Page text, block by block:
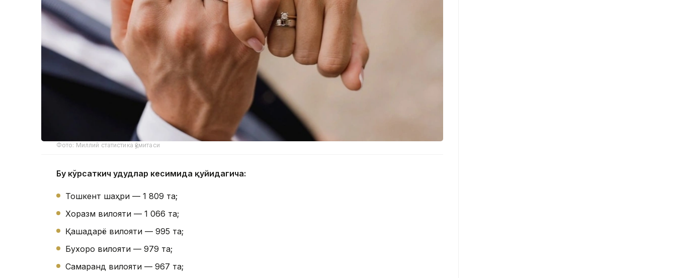
Фото: Миллий статистика қўмитаси
Бу кўрсаткич ҳудудлар кесимида қуйидагича:
Тошкент шаҳри — 1 809 та;
Хоразм вилояти — 1 066 та;
Қашқадарё вилояти — 995 та;
Бухоро вилояти — 979 та;
Самарқанд вилояти — 967 та;